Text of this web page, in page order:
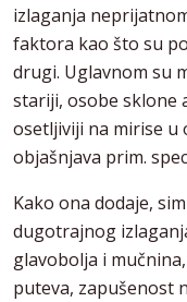
izlaganja
faktora kao što su
drugi. Uglavnom su
stariji, osobe sklone
osetljiviji na mirise u
objašnjava prim.
Kako ona dodaje,
dugotrajnog
glavobolja i
puteva, zapušenost